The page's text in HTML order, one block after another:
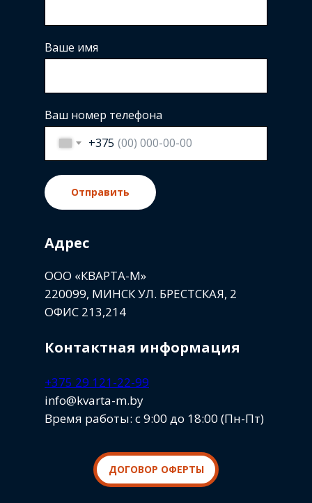
Ваше имя
Ваш номер телефона
+375
Отправить
Адрес
ООО «КВАРТА-М»
220099, МИНСК УЛ. БРЕСТСКАЯ, 2
ОФИС 213,214
Контактная информация
+375 29 121-22-99
info@kvarta-m.by
Время работы: с 9:00 до 18:00 (Пн-Пт)
ДОГОВОР ОФЕРТЫ